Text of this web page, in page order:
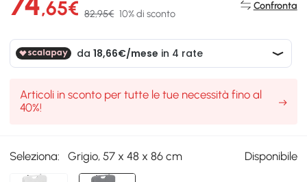
,65€ 82,95€ 10% di sconto
Confronta
Articoli in sconto per tutte le tue necessità fino al
40%!
Seleziona: Grigio, 57 x 48 x 86 cm Disponibile